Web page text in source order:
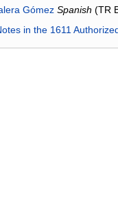
Gómez Spanish (TR
in the 1611